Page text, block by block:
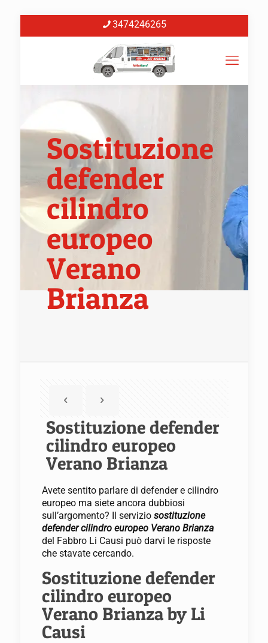
3474246265
Sostituzione
defender
cilindro
europeo
Verano
Brianza
Sostituzione defender
cilindro europeo
Verano Brianza
Avete sentito parlare di defender e cilindro
europeo ma siete ancora dubbiosi
sull’argomento? Il servizio sostituzione
defender cilindro europeo Verano Brianza
del Fabbro Li Causi può darvi le risposte
che stavate cercando.
Sostituzione defender
cilindro europeo
Verano Brianza by Li
Causi